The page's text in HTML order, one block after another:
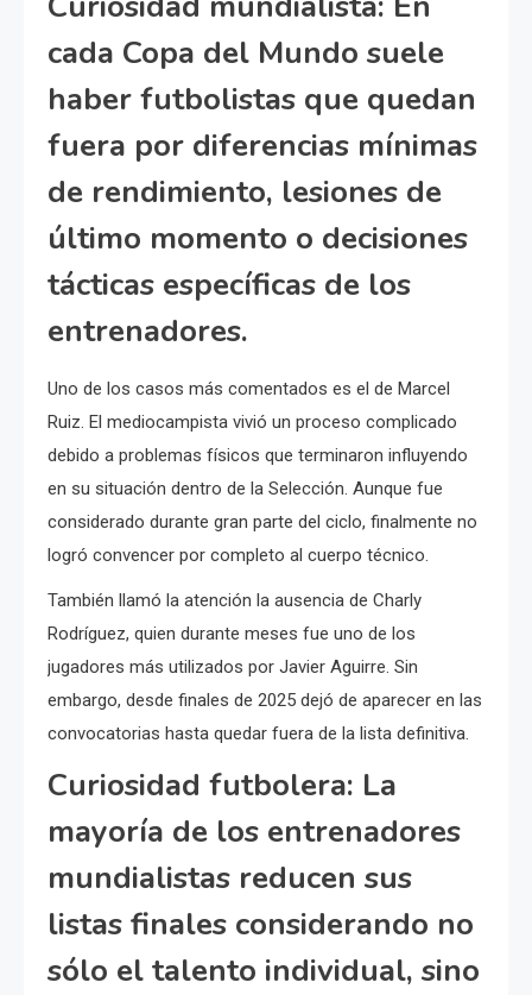
cada Copa del Mundo suele
haber futbolistas que quedan
fuera por diferencias mínimas
de rendimiento, lesiones de
último momento o decisiones
tácticas específicas de los
entrenadores.
Uno de los casos más comentados es el de Marcel
Ruiz. El mediocampista vivió un proceso complicado
debido a problemas físicos que terminaron influyendo
en su situación dentro de la Selección. Aunque fue
considerado durante gran parte del ciclo, finalmente no
logró convencer por completo al cuerpo técnico.
También llamó la atención la ausencia de Charly
Rodríguez, quien durante meses fue uno de los
jugadores más utilizados por Javier Aguirre. Sin
embargo, desde finales de 2025 dejó de aparecer en las
convocatorias hasta quedar fuera de la lista definitiva.
Curiosidad futbolera: La
mayoría de los entrenadores
mundialistas reducen sus
listas finales considerando no
sólo el talento individual, sino